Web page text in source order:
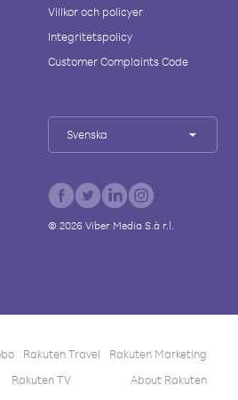
Villkor och policyer
Integritetspolicy
Customer Complaints Code
Svenska
© 2026Viber Media S.à r.l.
Rakuten Travel
Rakuten Marketing
Rakuten TV About Rakuten